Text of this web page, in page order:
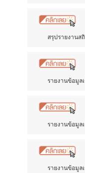
สรุปรายงานสถิ
รายงานข้อมูลเ
รายงานข้อมูลเ
รายงานข้อมูลเ